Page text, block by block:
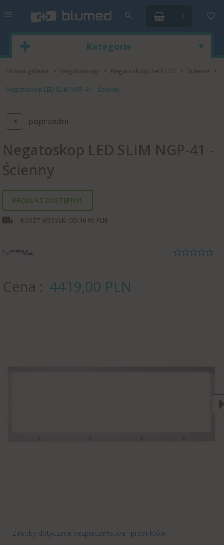
Kategorie
Negatoskop LED SLIM NGP-41 - Ścienny
poprzedni
Negatoskop LED SLIM NGP-41 -
Ścienny
PRODUKT DOSTĘPNY!
KOSZT WYSYŁKI OD: 16.90 PLN
Cena 4419,00 PLN
Zasoby dotyczące bezpieczeństwa i produktów